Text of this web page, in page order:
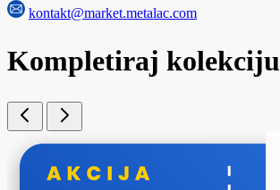
kontakt@market.metalac.com
Kompletiraj kolekciju